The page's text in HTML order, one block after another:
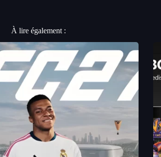
À lire également :